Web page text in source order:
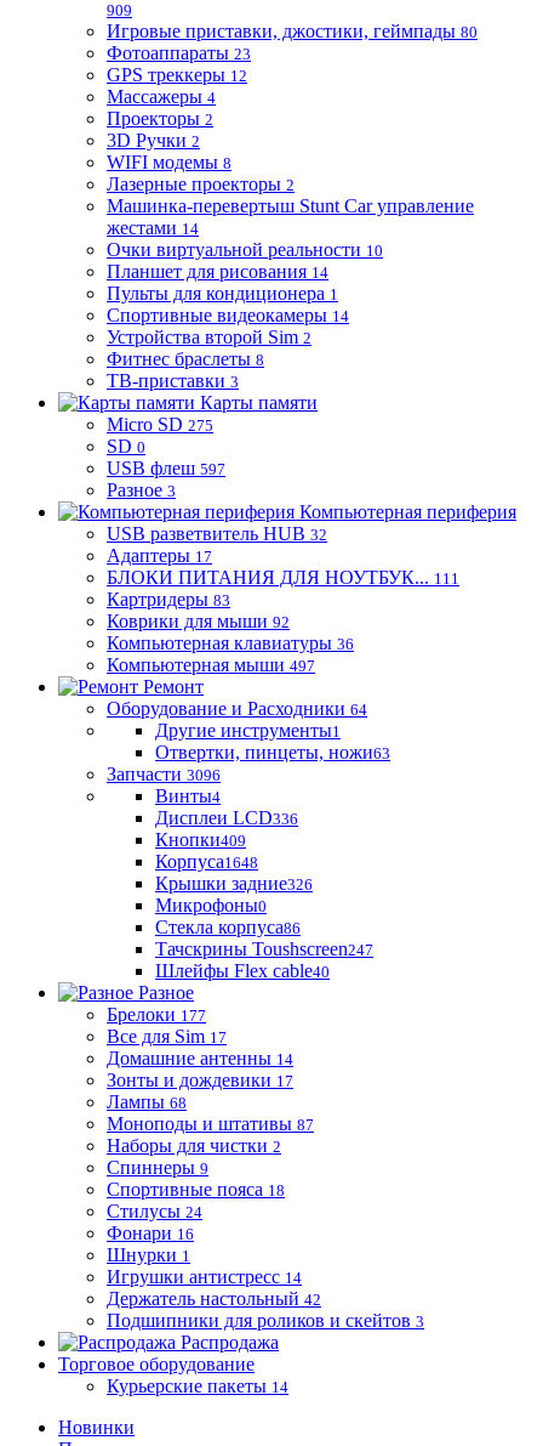
909
Игровые приставки, джостики, геймпады 80
Фотоаппараты 23
GPS треккеры 12
Массажеры 4
Проекторы 2
3D Ручки 2
WIFI модемы 8
Лазерные проекторы 2
Машинка-перевертыш Stunt Car управление
жестами 14
Очки виртуальной реальности 10
Планшет для рисования 14
Пульты для кондиционера 1
Спортивные видеокамеры 14
Устройства второй Sim 2
Фитнес браслеты 8
ТВ-приставки 3
Карты памяти
Micro SD 275
SD 0
USB флеш 597
Разное 3
Компьютерная периферия
USB разветвитель HUB 32
Адаптеры 17
БЛОКИ ПИТАНИЯ ДЛЯ НОУТБУК... 111
Картридеры 83
Коврики для мыши 92
Компьютерная клавиатуры 36
Компьютерная мыши 497
Ремонт
Оборудование и Расходники 64
Другие инструменты1
Отвертки, пинцеты, ножи63
Запчасти 3096
Винты4
Дисплеи LCD336
Кнопки409
Корпуса1648
Крышки задние326
Микрофоны0
Стекла корпуса86
Тачскрины Toushscreen247
Шлейфы Flex cable40
Разное
Брелоки 177
Все для Sim 17
Домашние антенны 14
Зонты и дождевики 17
Лампы 68
Моноподы и штативы 87
Наборы для чистки 2
Спиннеры 9
Спортивные пояса 18
Стилусы 24
Фонари 16
Шнурки 1
Игрушки антистресс 14
Держатель настольный 42
Подшипники для роликов и скейтов 3
Распродажа
Торговое оборудование
Курьерские пакеты 14
Новинки